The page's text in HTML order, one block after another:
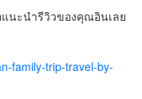
นะนำรีวิวของคุณอินเลย
family-trip-travel-by-